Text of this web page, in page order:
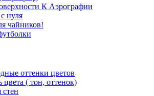
К Аэрографии
нуля
чайников!
оттенки цветов
( тон, оттенок)
стен